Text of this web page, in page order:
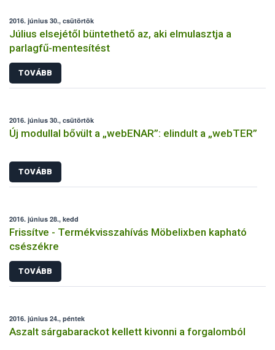
2016. június 30., csütörtök
Július elsejétől büntethető az, aki elmulasztja a
parlagfű-mentesítést
TOVÁBB
2016. június 30., csütörtök
Új modullal bővült a „webENAR”: elindult a „webTER”
TOVÁBB
2016. június 28., kedd
Frissítve - Termékvisszahívás Möbelixben kapható
csészékre
TOVÁBB
2016. június 24., péntek
Aszalt sárgabarackot kellett kivonni a forgalomból